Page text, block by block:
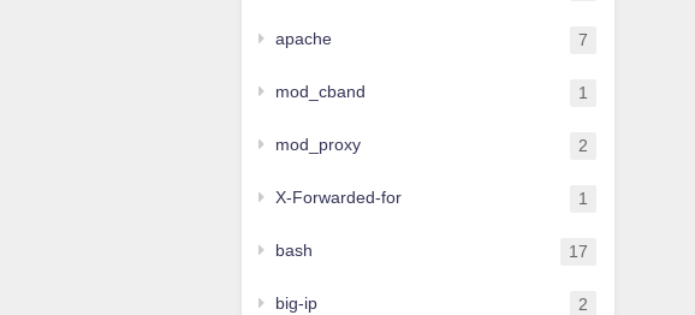
apache 7
mod_cband 1
mod_proxy 2
X-Forwarded-for 1
bash 17
big-ip 2